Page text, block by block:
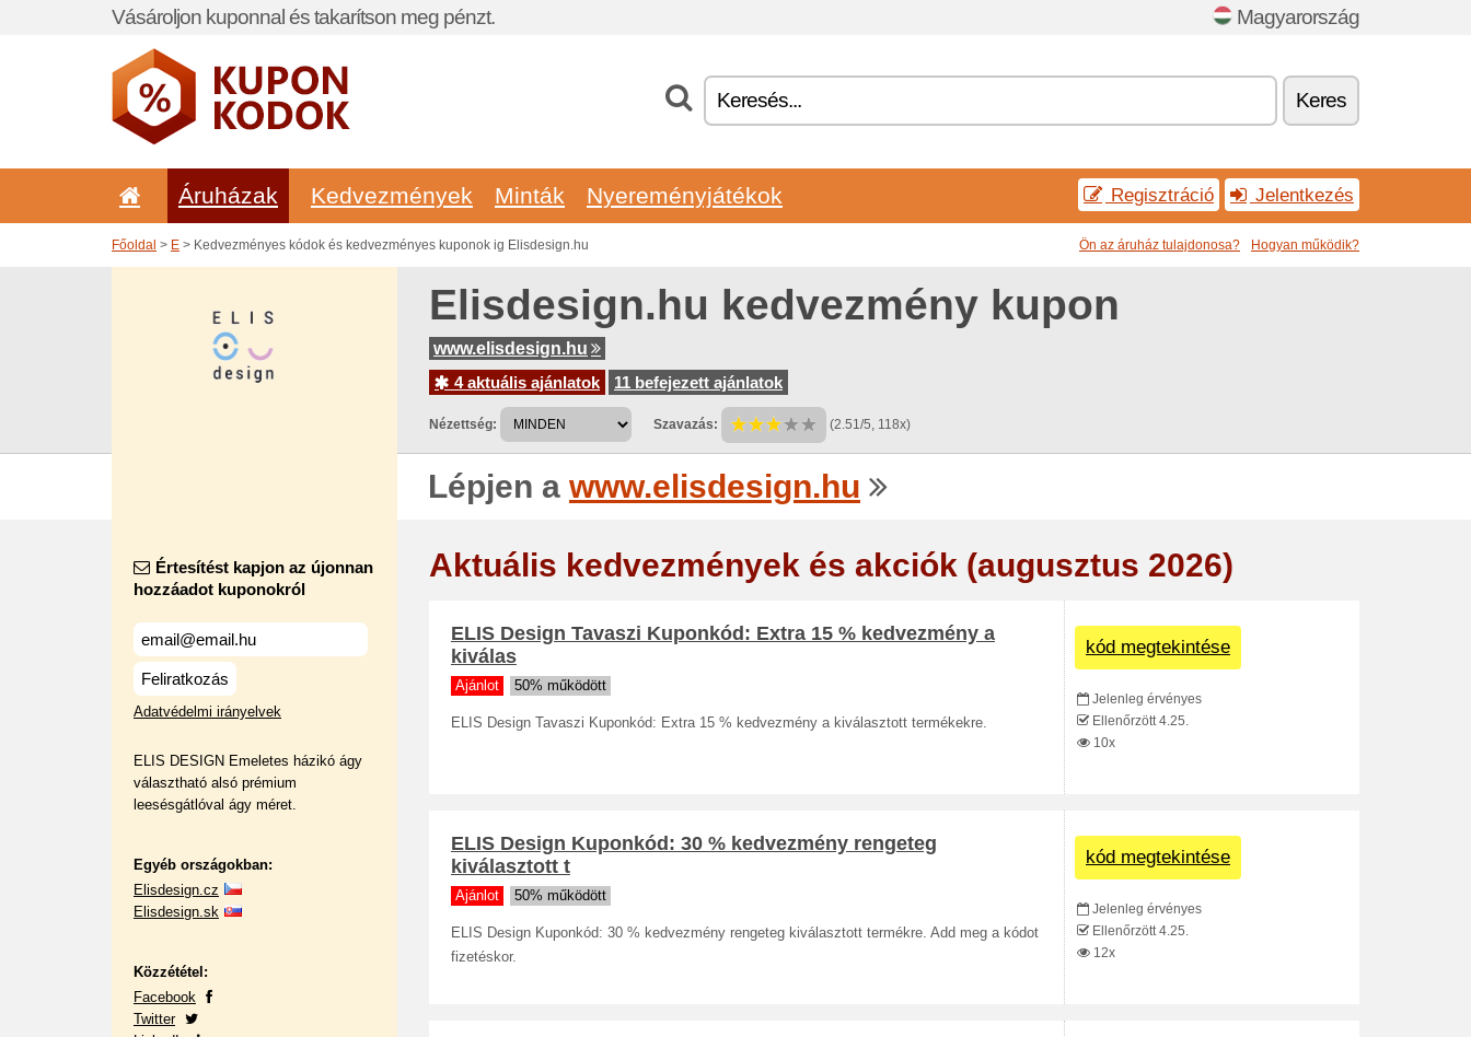
Vásároljon kuponnal és takarítson meg pénzt. Magyarország
Keres
Áruházak Kedvezmények Minták Nyereményjátékok Regisztráció Jelentkezés
Főoldal > E > Kedvezményes kódok és kedvezményes kuponok ig Elisdesign.hu Ön az áruház tulajdonosa? Hogyan működik?
Elisdesign.hu kedvezmény kupon
www.elisdesign.hu
4 aktuális ajánlatok
11 befejezett ajánlatok
Nézettség: Szavazás: (2.51/5, 118x)
Lépjen a www.elisdesign.hu
Értesítést kapjon az újonnan
hozzáadot kuponokról
Feliratkozás
Adatvédelmi irányelvek
ELIS DESIGN Emeletes házikó ágy
választható alsó prémium
leesésgátlóval ágy méret.
Egyéb országokban:
Elisdesign.cz
Elisdesign.sk
Közzététel:
Facebook
Twitter
Aktuális kedvezmények és akciók (augusztus 2026)
ELIS Design Tavaszi Kuponkód: Extra 15 % kedvezmény a
kiválas
Ajánlot 50% működött
ELIS Design Tavaszi Kuponkód: Extra 15 % kedvezmény a kiválasztott termékekre.
kód megtekintése
Jelenleg érvényes
Ellenőrzött 4.25.
10x
ELIS Design Kuponkód: 30 % kedvezmény rengeteg
kiválasztott t
Ajánlot 50% működött
ELIS Design Kuponkód: 30 % kedvezmény rengeteg kiválasztott termékre. Add meg a kódot
fizetéskor.
kód megtekintése
Jelenleg érvényes
Ellenőrzött 4.25.
12x